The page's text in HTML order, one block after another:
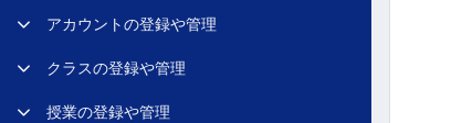
アカウントの登録や管理
クラスの登録や管理
授業の登録や管理